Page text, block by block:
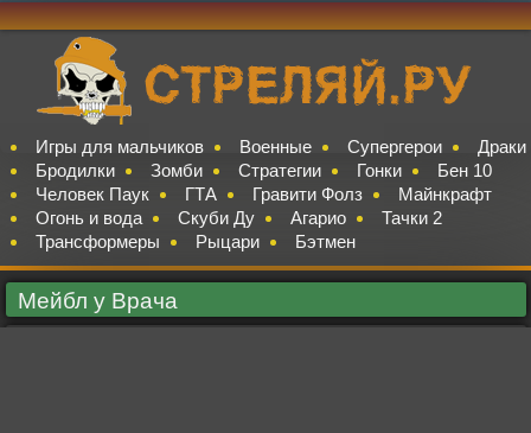
Игры для мальчиков Военные Супергерои
Драки
Бродилки
Зомби Стратегии Гонки
Бен 10
Человек Паук
ГТА Гравити Фолз
Майнкрафт
Огонь и вода
Скуби Ду Агарио
Тачки 2
Трансформеры
Рыцари Бэтмен
Мейбл у Врача